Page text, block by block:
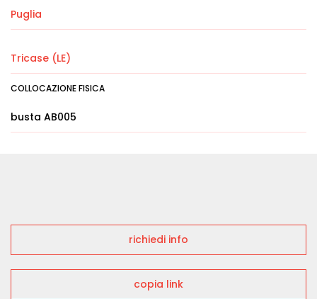
Puglia
Tricase (LE)
COLLOCAZIONE FISICA
busta AB005
richiedi info
copia link